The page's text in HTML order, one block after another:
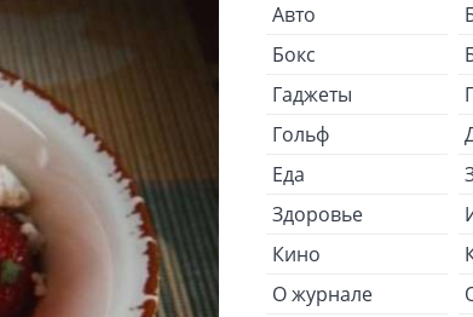
Авто
Бокс
Гаджеты
Гольф
Еда
Здоровье
Кино
О журнале